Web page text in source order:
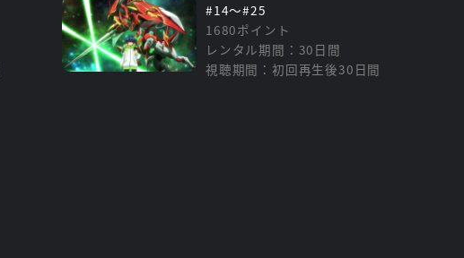
#14～#25
1680ポイント
レンタル期間：30日間
視聴期間：初回再生後30日間